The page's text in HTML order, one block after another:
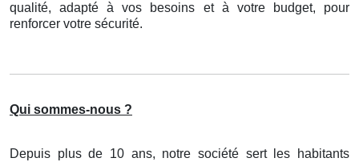
qualité, adapté à vos besoins et à votre budget, pour
renforcer votre sécurité.
Qui sommes-nous ?
Depuis plus de 10 ans, notre société sert les habitants